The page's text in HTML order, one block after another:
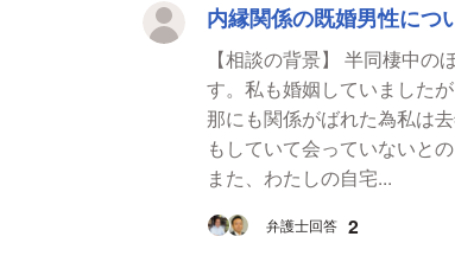
内縁関係の既婚男性につ
【相談の背景】 半同棲中
す。私も婚姻していました
那にも関係がばれた為私は
もしていて会っていないと
また、わたしの自宅...
弁護士回答 2